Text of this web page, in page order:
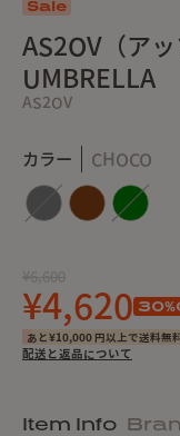
Sale
AS2OV（ア
UMBRELLA
AS2OV
カラー CHOCO
¥6,600
¥4,620 30
あと¥10,000 円以上で送料無
配送と返品について
Item Info